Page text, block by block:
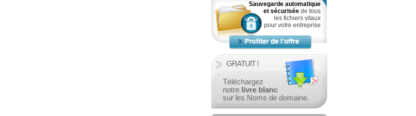
Sauvegarde automatique
et sécurisée de tous
les fichiers vitaux
pour votre entreprise
GRATUIT !
Téléchargez
notre livre blanc
sur les Noms de domaine.